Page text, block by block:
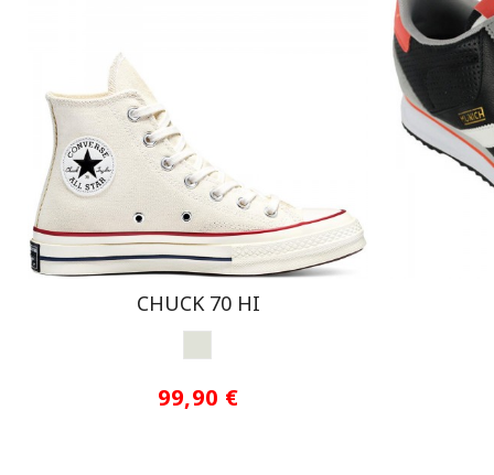
CHUCK 70 HI
99,90 €